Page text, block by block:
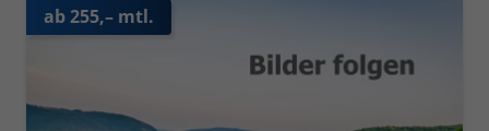
ab 255,– mtl.